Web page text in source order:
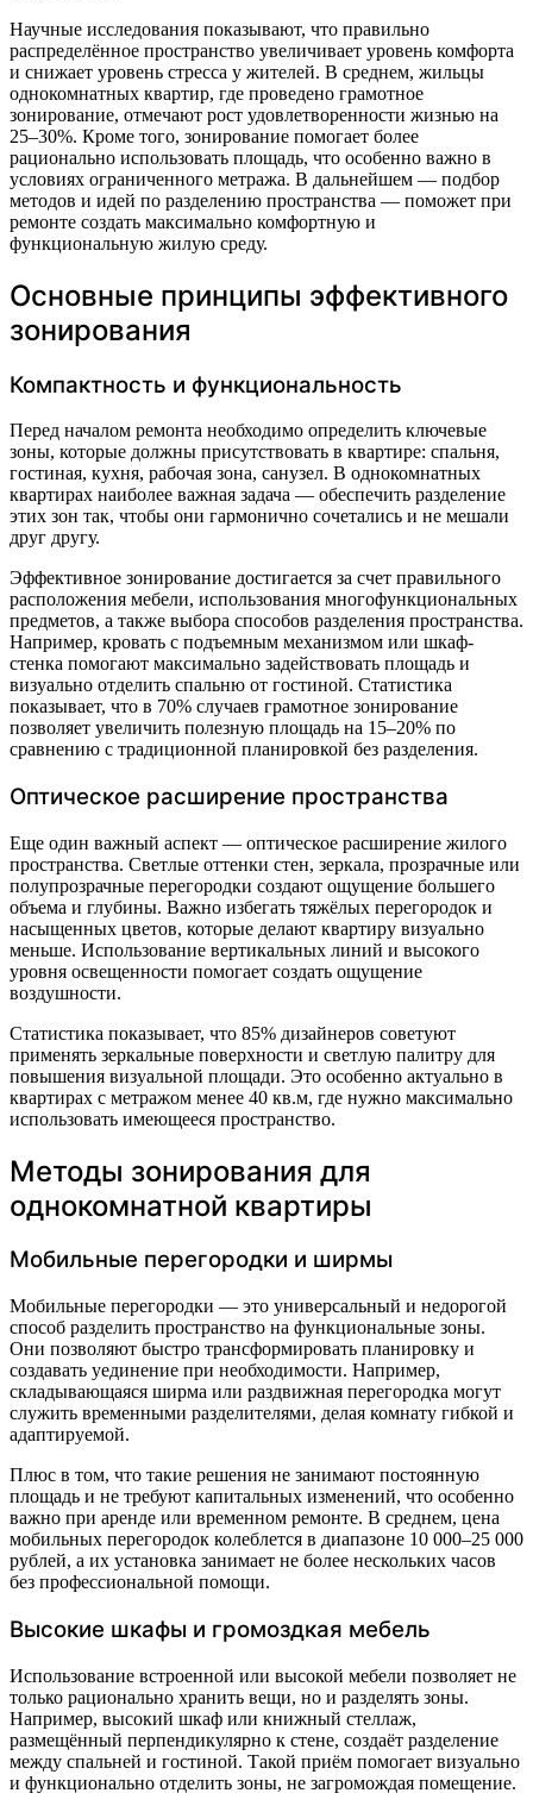
Научные исследования показывают, что правильно
распределённое пространство увеличивает уровень комфорта
и снижает уровень стресса у жителей. В среднем, жильцы
однокомнатных квартир, где проведено грамотное
зонирование, отмечают рост удовлетворенности жизнью на
25–30%. Кроме того, зонирование помогает более
рационально использовать площадь, что особенно важно в
условиях ограниченного метража. В дальнейшем — подбор
методов и идей по разделению пространства — поможет при
ремонте создать максимально комфортную и
функциональную жилую среду.
Основные принципы эффективного
зонирования
Компактность и функциональность
Перед началом ремонта необходимо определить ключевые
зоны, которые должны присутствовать в квартире: спальня,
гостиная, кухня, рабочая зона, санузел. В однокомнатных
квартирах наиболее важная задача — обеспечить разделение
этих зон так, чтобы они гармонично сочетались и не мешали
друг другу.
Эффективное зонирование достигается за счет правильного
расположения мебели, использования многофункциональных
предметов, а также выбора способов разделения пространства.
Например, кровать с подъемным механизмом или шкаф-
стенка помогают максимально задействовать площадь и
визуально отделить спальню от гостиной. Статистика
показывает, что в 70% случаев грамотное зонирование
позволяет увеличить полезную площадь на 15–20% по
сравнению с традиционной планировкой без разделения.
Оптическое расширение пространства
Еще один важный аспект — оптическое расширение жилого
пространства. Светлые оттенки стен, зеркала, прозрачные или
полупрозрачные перегородки создают ощущение большего
объема и глубины. Важно избегать тяжёлых перегородок и
насыщенных цветов, которые делают квартиру визуально
меньше. Использование вертикальных линий и высокого
уровня освещенности помогает создать ощущение
воздушности.
Статистика показывает, что 85% дизайнеров советуют
применять зеркальные поверхности и светлую палитру для
повышения визуальной площади. Это особенно актуально в
квартирах с метражом менее 40 кв.м, где нужно максимально
использовать имеющееся пространство.
Методы зонирования для
однокомнатной квартиры
Мобильные перегородки и ширмы
Мобильные перегородки — это универсальный и недорогой
способ разделить пространство на функциональные зоны.
Они позволяют быстро трансформировать планировку и
создавать уединение при необходимости. Например,
складывающаяся ширма или раздвижная перегородка могут
служить временными разделителями, делая комнату гибкой и
адаптируемой.
Плюс в том, что такие решения не занимают постоянную
площадь и не требуют капитальных изменений, что особенно
важно при аренде или временном ремонте. В среднем, цена
мобильных перегородок колеблется в диапазоне 10 000–25 000
рублей, а их установка занимает не более нескольких часов
без профессиональной помощи.
Высокие шкафы и громоздкая мебель
Использование встроенной или высокой мебели позволяет не
только рационально хранить вещи, но и разделять зоны.
Например, высокий шкаф или книжный стеллаж,
размещённый перпендикулярно к стене, создаёт разделение
между спальней и гостиной. Такой приём помогает визуально
и функционально отделить зоны, не загромождая помещение.